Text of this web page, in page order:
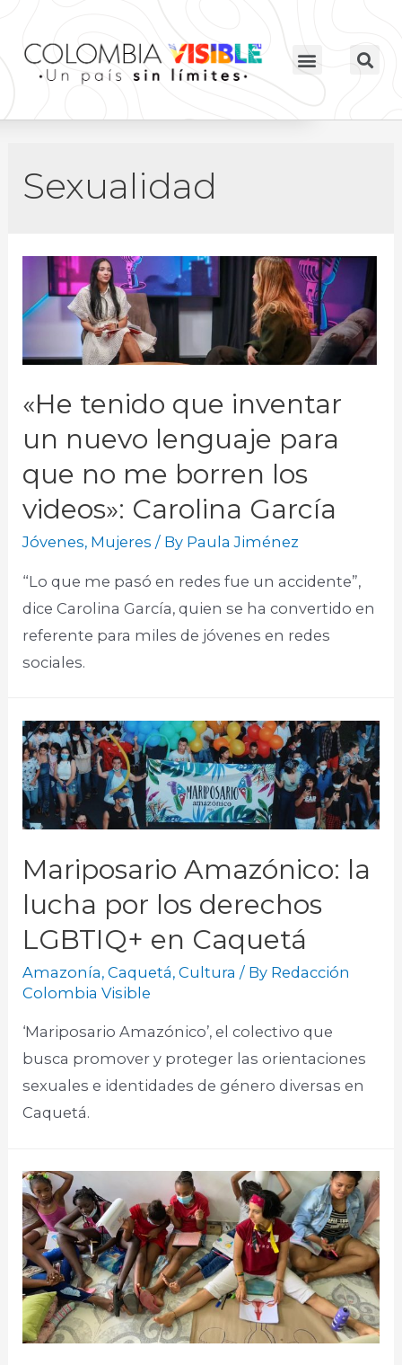
Sexualidad
«He tenido que inventar
un nuevo lenguaje para
que no me borren los
videos»: Carolina García
Jóvenes, Mujeres / By Paula Jiménez
“Lo que me pasó en redes fue un accidente”,
dice Carolina García, quien se ha convertido en
referente para miles de jóvenes en redes
sociales.
Mariposario Amazónico: la
lucha por los derechos
LGBTIQ+ en Caquetá
Amazonía,Caquetá,Cultura / By Redacción
Colombia Visible
‘Mariposario Amazónico’, el colectivo que
busca promover y proteger las orientaciones
sexuales e identidades de género diversas en
Caquetá.